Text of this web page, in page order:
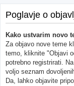
Poglavje o
Kako ustvarim novo
Za objavo nove teme
temo, kliknite "Objavi
potrebno registrirati.
voljo seznam
Da, lahko objavite